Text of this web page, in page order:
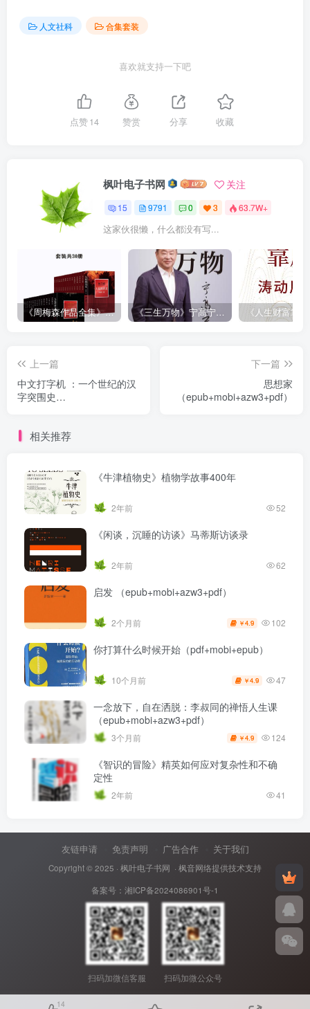
人文社科 合集套装
喜欢就支持一下吧
点赞14 赞赏 分享 收藏
枫叶电子书网 关注
15 9791 0 3 63.7W+
这家伙很懒，什么都没有写...
《周梅森作品全集》[共30册] 《三生万物》宁高宁（epub+mobi+azw3+pdf）
上一篇
中文打字机 ：一个世纪的汉
字突围史
下一篇
思想家
（epub+mobi+azw3+pdf）
相关推荐
《牛津植物史》植物学故事400年
2年前 52
《闲谈，沉睡的访谈》马蒂斯访谈录
2年前 62
启发 （epub+mobi+azw3+pdf）
2个月前 ￥4.9 102
你打算什么时候开始（pdf+mobi+epub）
10个月前 ￥4.9 47
一念放下，自在洒脱：李叔同的禅悟人生课
（epub+mobi+azw3+pdf）
3个月前 ￥4.9 124
《智识的冒险》精英如何应对复杂性和不确
定性
2年前 41
友链申请 免责声明 广告合作 关于我们
Copyright © 2025 · 枫叶电子书网 · 枫音网络提供技术支持
备案号： 湘ICP备2024086901号-1
扫码加微信客服 扫码加微公众号
14